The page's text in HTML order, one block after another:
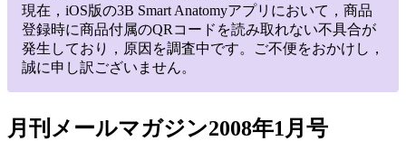
現在，iOS版の3B Smart Anatomyアプリにおいて，商品
登録時に商品付属のQRコードを読み取れない不具合が
発生しており，原因を調査中です。ご不便をおかけし，
誠に申し訳ございません。
月刊メールマガジン2008年1月号